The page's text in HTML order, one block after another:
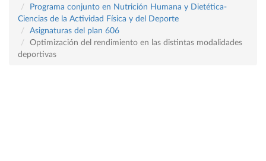
Programa conjunto en Nutrición Humana y Dietética-
Ciencias de la Actividad Física y del Deporte
Asignaturas del plan 606
Optimización del rendimiento en las distintas modalidades
deportivas